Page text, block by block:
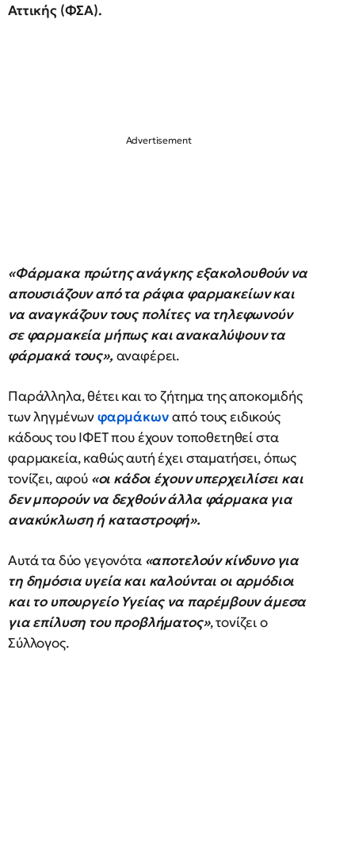
Αττικής (ΦΣΑ).
«Φάρμακα πρώτης ανάγκης εξακολουθούν να
απουσιάζουν από τα ράφια φαρμακείων και
να αναγκάζουν τους πολίτες να τηλεφωνούν
σε φαρμακεία μήπως και ανακαλύψουν τα
φάρμακά τους», αναφέρει.
Παράλληλα, θέτει και το ζήτημα της αποκομιδής
των ληγμένωνφαρμάκωναπό τους ειδικούς
κάδους του ΙΦΕΤ που έχουν τοποθετηθεί στα
φαρμακεία, καθώς αυτή έχει σταματήσει, όπως
τονίζει, αφού «οι κάδοι έχουν υπερχειλίσει και
δεν μπορούν να δεχθούν άλλα φάρμακα για
ανακύκλωση ή καταστροφή».
Αυτά τα δύο γεγονότα «αποτελούν κίνδυνο για
τη δημόσια υγεία και καλούνται οι αρμόδιοι
και το υπουργείο Υγείας να παρέμβουν άμεσα
για επίλυση του προβλήματος», τονίζει ο
Σύλλογος.